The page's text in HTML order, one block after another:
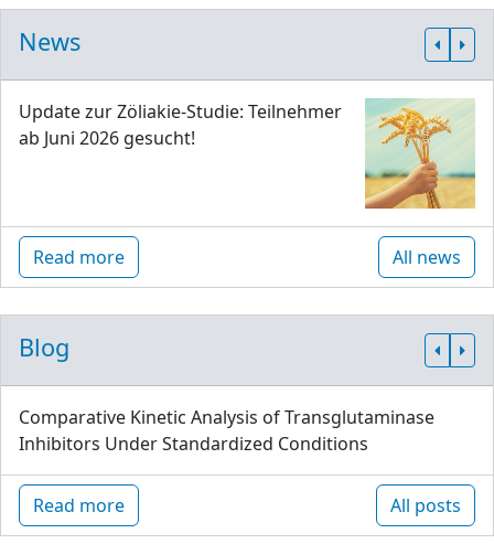
News
Update zur Zöliakie-Studie: Teilnehmer
ab Juni 2026 gesucht!
Read more All news
Blog
Comparative Kinetic Analysis of Transglutaminase
Inhibitors Under Standardized Conditions
Read more All posts